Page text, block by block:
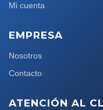
Mi cuenta
EMPRESA
Nosotros
Contacto
ATENCIÓN AL